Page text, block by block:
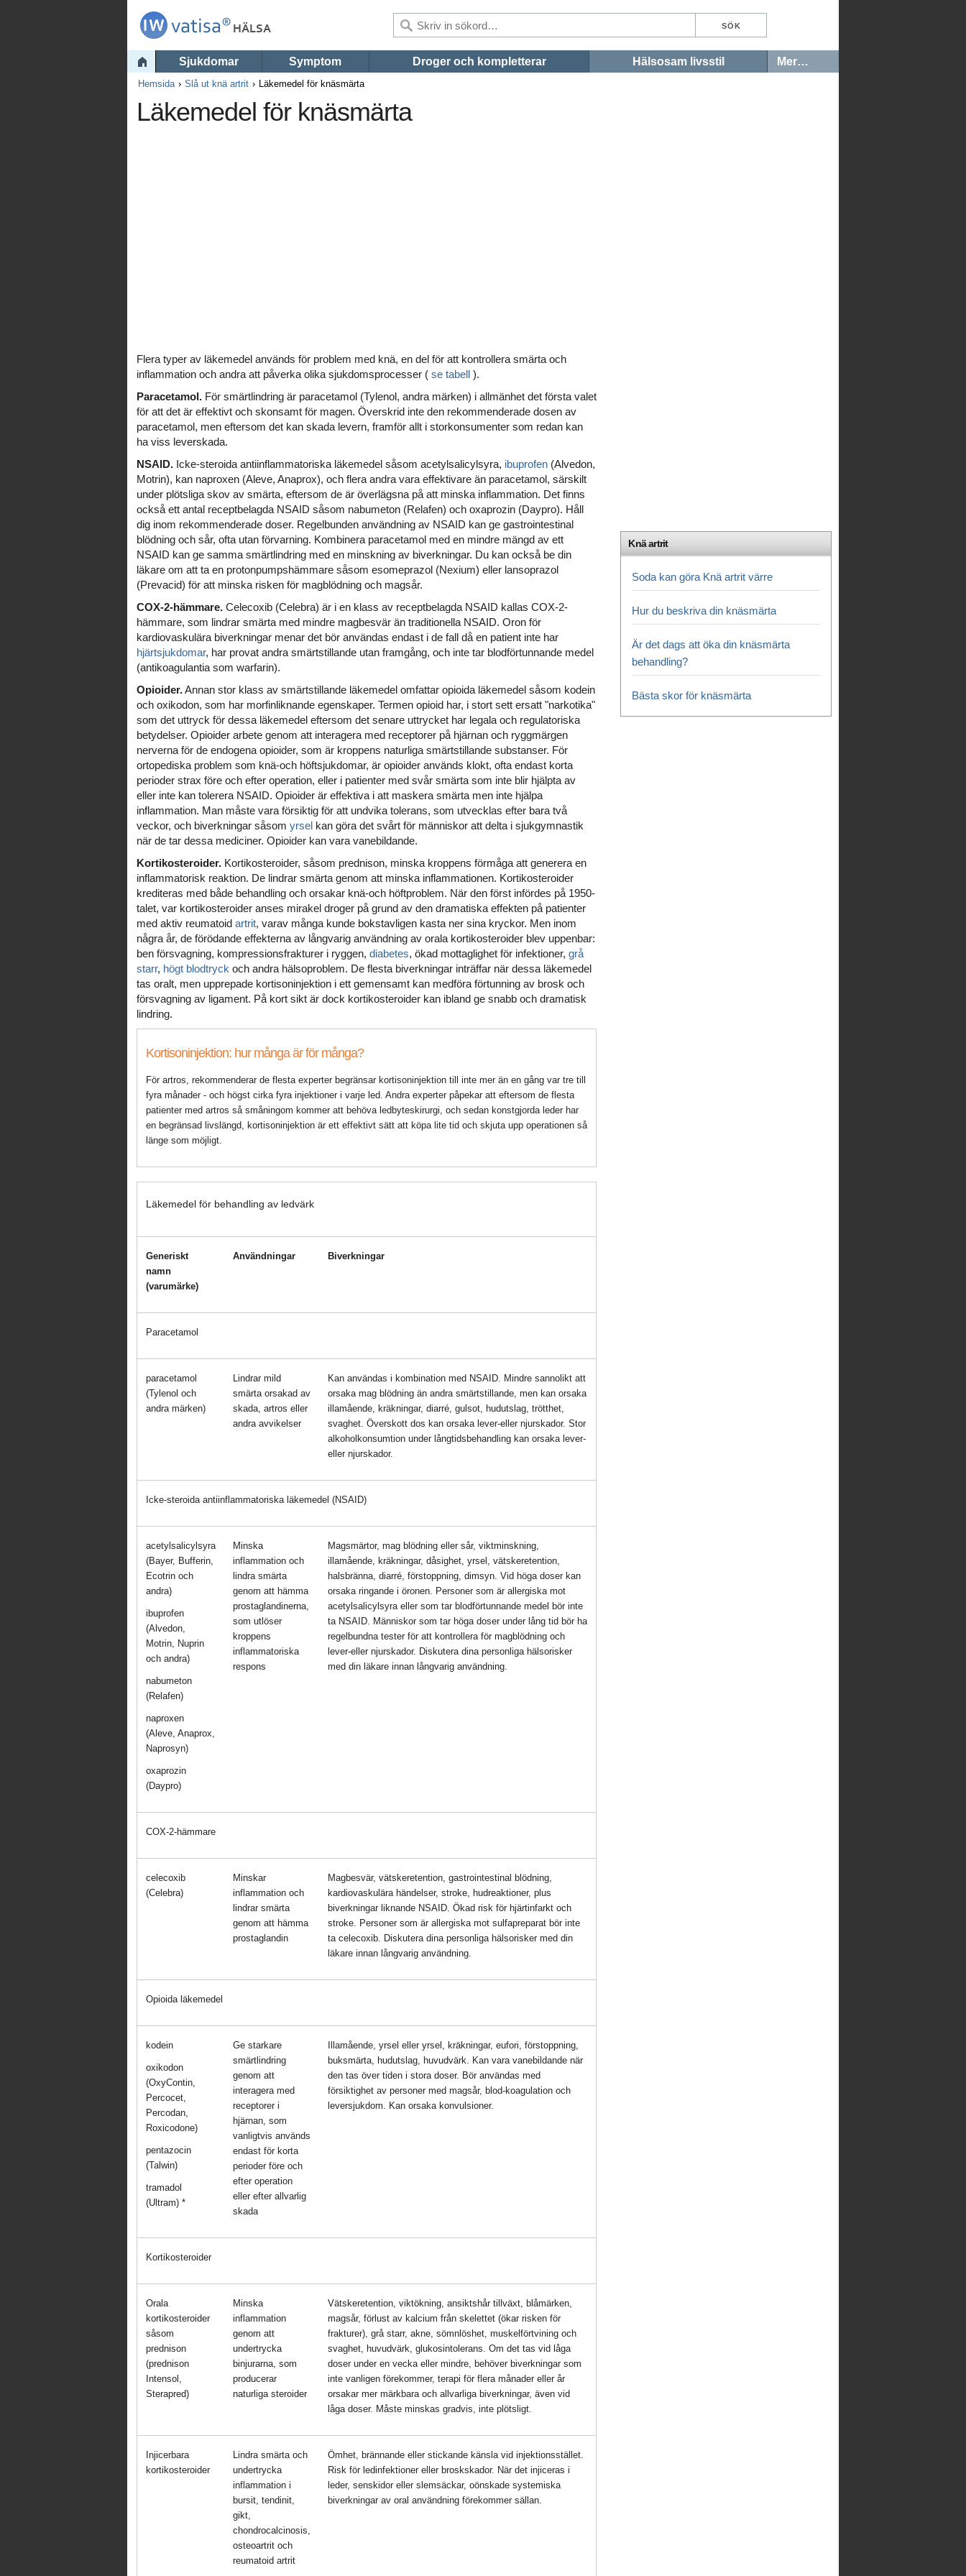
Sjukdomar Symptom Droger och kompletterar Hälsosam livsstil Mer…
Hemsida Slå ut knä artrit Läkemedel för knäsmärta
Läkemedel för knäsmärta
Flera typer av läkemedel används för problem med knä, en del för att kontrollera smärta och
inflammation och andra att påverka olika sjukdomsprocesser ( se tabell ).
Paracetamol. För smärtlindring är paracetamol (Tylenol, andra märken) i allmänhet det första valet
för att det är effektivt och skonsamt för magen. Överskrid inte den rekommenderade dosen av
paracetamol, men eftersom det kan skada levern, framför allt i storkonsumenter som redan kan
ha viss leverskada.
NSAID. Icke-steroida antiinflammatoriska läkemedel såsom acetylsalicylsyra, ibuprofen (Alvedon,
Motrin), kan naproxen (Aleve, Anaprox), och flera andra vara effektivare än paracetamol, särskilt
under plötsliga skov av smärta, eftersom de är överlägsna på att minska inflammation. Det finns
också ett antal receptbelagda NSAID såsom nabumeton (Relafen) och oxaprozin (Daypro). Håll
dig inom rekommenderade doser. Regelbunden användning av NSAID kan ge gastrointestinal
blödning och sår, ofta utan förvarning. Kombinera paracetamol med en mindre mängd av ett
NSAID kan ge samma smärtlindring med en minskning av biverkningar. Du kan också be din
läkare om att ta en protonpumpshämmare såsom esomeprazol (Nexium) eller lansoprazol
(Prevacid) för att minska risken för magblödning och magsår.
COX-2-hämmare. Celecoxib (Celebra) är i en klass av receptbelagda NSAID kallas COX-2-
hämmare, som lindrar smärta med mindre magbesvär än traditionella NSAID. Oron för
kardiovaskulära biverkningar menar det bör användas endast i de fall då en patient inte har
hjärtsjukdomar, har provat andra smärtstillande utan framgång, och inte tar blodförtunnande medel
(antikoagulantia som warfarin).
Opioider.Annan stor klass av smärtstillande läkemedel omfattar opioida läkemedel såsom kodein
och oxikodon, som har morfinliknande egenskaper. Termen opioid har, i stort sett ersatt "narkotika"
som det uttryck för dessa läkemedel eftersom det senare uttrycket har legala och regulatoriska
betydelser. Opioider arbete genom att interagera med receptorer på hjärnan och ryggmärgen
nerverna för de endogena opioider, som är kroppens naturliga smärtstillande substanser. För
ortopediska problem som knä-och höftsjukdomar, är opioider används klokt, ofta endast korta
perioder strax före och efter operation, eller i patienter med svår smärta som inte blir hjälpta av
eller inte kan tolerera NSAID. Opioider är effektiva i att maskera smärta men inte hjälpa
inflammation. Man måste vara försiktig för att undvika tolerans, som utvecklas efter bara två
veckor, och biverkningar såsom yrsel kan göra det svårt för människor att delta i sjukgymnastik
när de tar dessa mediciner. Opioider kan vara vanebildande.
Kortikosteroider. Kortikosteroider, såsom prednison, minska kroppens förmåga att generera en
inflammatorisk reaktion. De lindrar smärta genom att minska inflammationen. Kortikosteroider
krediteras med både behandling och orsakar knä-och höftproblem. När den först infördes på 1950-
talet, var kortikosteroider anses mirakel droger på grund av den dramatiska effekten på patienter
med aktiv reumatoid artrit, varav många kunde bokstavligen kasta ner sina kryckor. Men inom
några år, de förödande effekterna av långvarig användning av orala kortikosteroider blev uppenbar:
ben försvagning, kompressionsfrakturer i ryggen, diabetes, ökad mottaglighet för infektioner, grå
starr, högt blodtryck och andra hälsoproblem. De flesta biverkningar inträffar när dessa läkemedel
tas oralt, men upprepade kortisoninjektion i ett gemensamt kan medföra förtunning av brosk och
försvagning av ligament. På kort sikt är dock kortikosteroider kan ibland ge snabb och dramatisk
lindring.
Kortisoninjektion: hur många är för många?
För artros, rekommenderar de flesta experter begränsar kortisoninjektion till inte mer än en gång var tre till
fyra månader - och högst cirka fyra injektioner i varje led. Andra experter påpekar att eftersom de flesta
patienter med artros så småningom kommer att behöva ledbyteskirurgi, och sedan konstgjorda leder har
en begränsad livslängd, kortisoninjektion är ett effektivt sätt att köpa lite tid och skjuta upp operationen så
länge som möjligt.
Läkemedel för behandling av ledvärk
Generiskt
namn
(varumärke)
Användningar Biverkningar
Paracetamol
paracetamol
(Tylenol och
andra märken)
Lindrar mild
smärta orsakad av
skada, artros eller
andra avvikelser
Kan användas i kombination med NSAID. Mindre sannolikt att
orsaka mag blödning än andra smärtstillande, men kan orsaka
illamående, kräkningar, diarré, gulsot, hudutslag, trötthet,
svaghet. Överskott dos kan orsaka lever-eller njurskador. Stor
alkoholkonsumtion under långtidsbehandling kan orsaka lever-
eller njurskador.
Icke-steroida antiinflammatoriska läkemedel (NSAID)
acetylsalicylsyra
(Bayer, Bufferin,
Ecotrin och
andra)
ibuprofen
(Alvedon,
Motrin, Nuprin
och andra)
nabumeton
(Relafen)
naproxen
(Aleve, Anaprox,
Naprosyn)
oxaprozin
(Daypro)
Minska
inflammation och
lindra smärta
genom att hämma
prostaglandinerna,
som utlöser
kroppens
inflammatoriska
respons
Magsmärtor, mag blödning eller sår, viktminskning,
illamående, kräkningar, dåsighet, yrsel, vätskeretention,
halsbränna, diarré, förstoppning, dimsyn. Vid höga doser kan
orsaka ringande i öronen. Personer som är allergiska mot
acetylsalicylsyra eller som tar blodförtunnande medel bör inte
ta NSAID. Människor som tar höga doser under lång tid bör ha
regelbundna tester för att kontrollera för magblödning och
lever-eller njurskador. Diskutera dina personliga hälsorisker
med din läkare innan långvarig användning.
COX-2-hämmare
celecoxib
(Celebra)
Minskar
inflammation och
lindrar smärta
genom att hämma
prostaglandin
Magbesvär, vätskeretention, gastrointestinal blödning,
kardiovaskulära händelser, stroke, hudreaktioner, plus
biverkningar liknande NSAID. Ökad risk för hjärtinfarkt och
stroke. Personer som är allergiska mot sulfapreparat bör inte
ta celecoxib. Diskutera dina personliga hälsorisker med din
läkare innan långvarig användning.
Opioida läkemedel
kodein
oxikodon
(OxyContin,
Percocet,
Percodan,
Roxicodone)
pentazocin
(Talwin)
tramadol
(Ultram) *
Ge starkare
smärtlindring
genom att
interagera med
receptorer i
hjärnan, som
vanligtvis används
endast för korta
perioder före och
efter operation
eller efter allvarlig
skada
Illamående, yrsel eller yrsel, kräkningar, eufori, förstoppning,
buksmärta, hudutslag, huvudvärk. Kan vara vanebildande när
den tas över tiden i stora doser. Bör användas med
försiktighet av personer med magsår, blod-koagulation och
leversjukdom. Kan orsaka konvulsioner.
Kortikosteroider
Orala
kortikosteroider
såsom
prednison
(prednison
Intensol,
Sterapred)
Minska
inflammation
genom att
undertrycka
binjurarna, som
producerar
naturliga steroider
Vätskeretention, viktökning, ansiktshår tillväxt, blåmärken,
magsår, förlust av kalcium från skelettet (ökar risken för
frakturer), grå starr, akne, sömnlöshet, muskelförtvining och
svaghet, huvudvärk, glukosintolerans. Om det tas vid låga
doser under en vecka eller mindre, behöver biverkningar som
inte vanligen förekommer, terapi för flera månader eller år
orsakar mer märkbara och allvarliga biverkningar, även vid
låga doser. Måste minskas gradvis, inte plötsligt.
Injicerbara
kortikosteroider
Lindra smärta och
undertrycka
inflammation i
bursit, tendinit,
gikt,
chondrocalcinosis,
osteoartrit och
reumatoid artrit
Ömhet, brännande eller stickande känsla vid injektionsstället.
Risk för ledinfektioner eller broskskador. När det injiceras i
leder, senskidor eller slemsäckar, oönskade systemiska
biverkningar av oral användning förekommer sällan.
Knä artrit
Soda kan göra Knä artrit värre
Hur du beskriva din knäsmärta
Är det dags att öka din knäsmärta
behandling?
Bästa skor för knäsmärta